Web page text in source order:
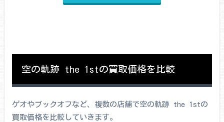
空の軌跡 the 1stの買取価格を比較
ゲオやブックオフなど、複数の店舗で空の軌跡 the 1stの
買取価格を比較していきます。